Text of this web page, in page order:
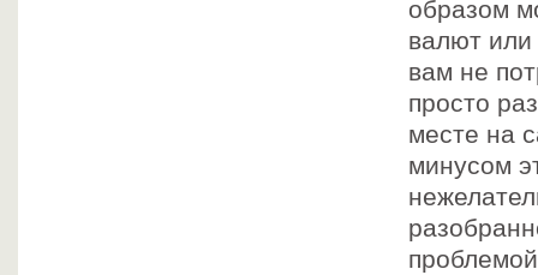
образом
валют
вам не
просто
месте на
минусом